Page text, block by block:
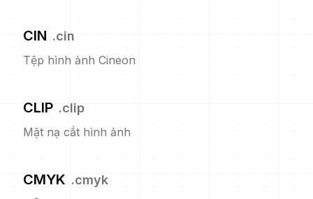
CIN .cin
Tệp hình ảnh Cineon
CLIP .clip
Mặt nạ cắt hình ảnh
CMYK .cmyk